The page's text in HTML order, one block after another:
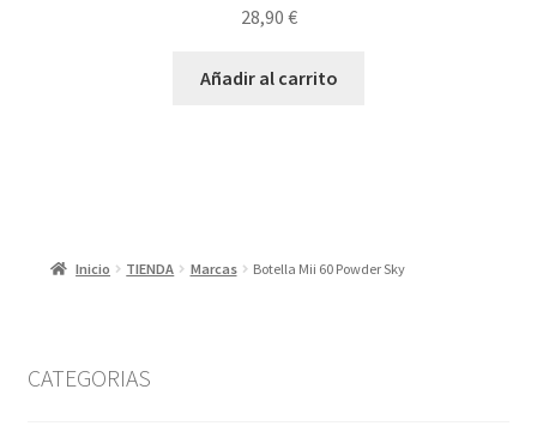
28,90 €
Añadir al carrito
Inicio TIENDA Marcas Botella Mii 60 Powder Sky
CATEGORIAS